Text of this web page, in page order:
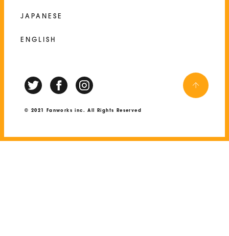
JAPANESE
ENGLISH
© 2021 Fanworks inc. All Rights Reserved